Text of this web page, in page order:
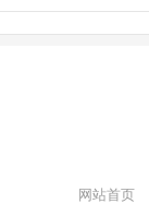
网站首页